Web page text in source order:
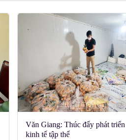
Văn Giang: Thúc đẩy phát triển
kinh tế tập thể